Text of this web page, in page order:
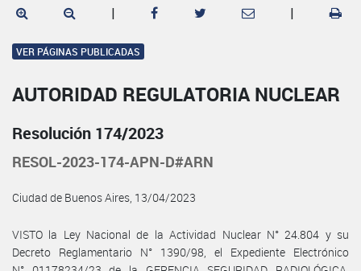
| |
VER PÁGINAS PUBLICADAS
AUTORIDAD REGULATORIA NUCLEAR
Resolución 174/2023
RESOL-2023-174-APN-D#ARN
Ciudad de Buenos Aires, 13/04/2023
VISTO la Ley Nacional de la Actividad Nuclear N° 24.804 y su
Decreto Reglamentario N° 1390/98, el Expediente Electrónico